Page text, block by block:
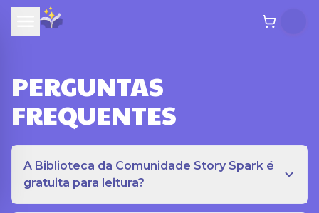
PERGUNTAS
FREQUENTES
A Biblioteca da Comunidade Story Spark é
gratuita para leitura?